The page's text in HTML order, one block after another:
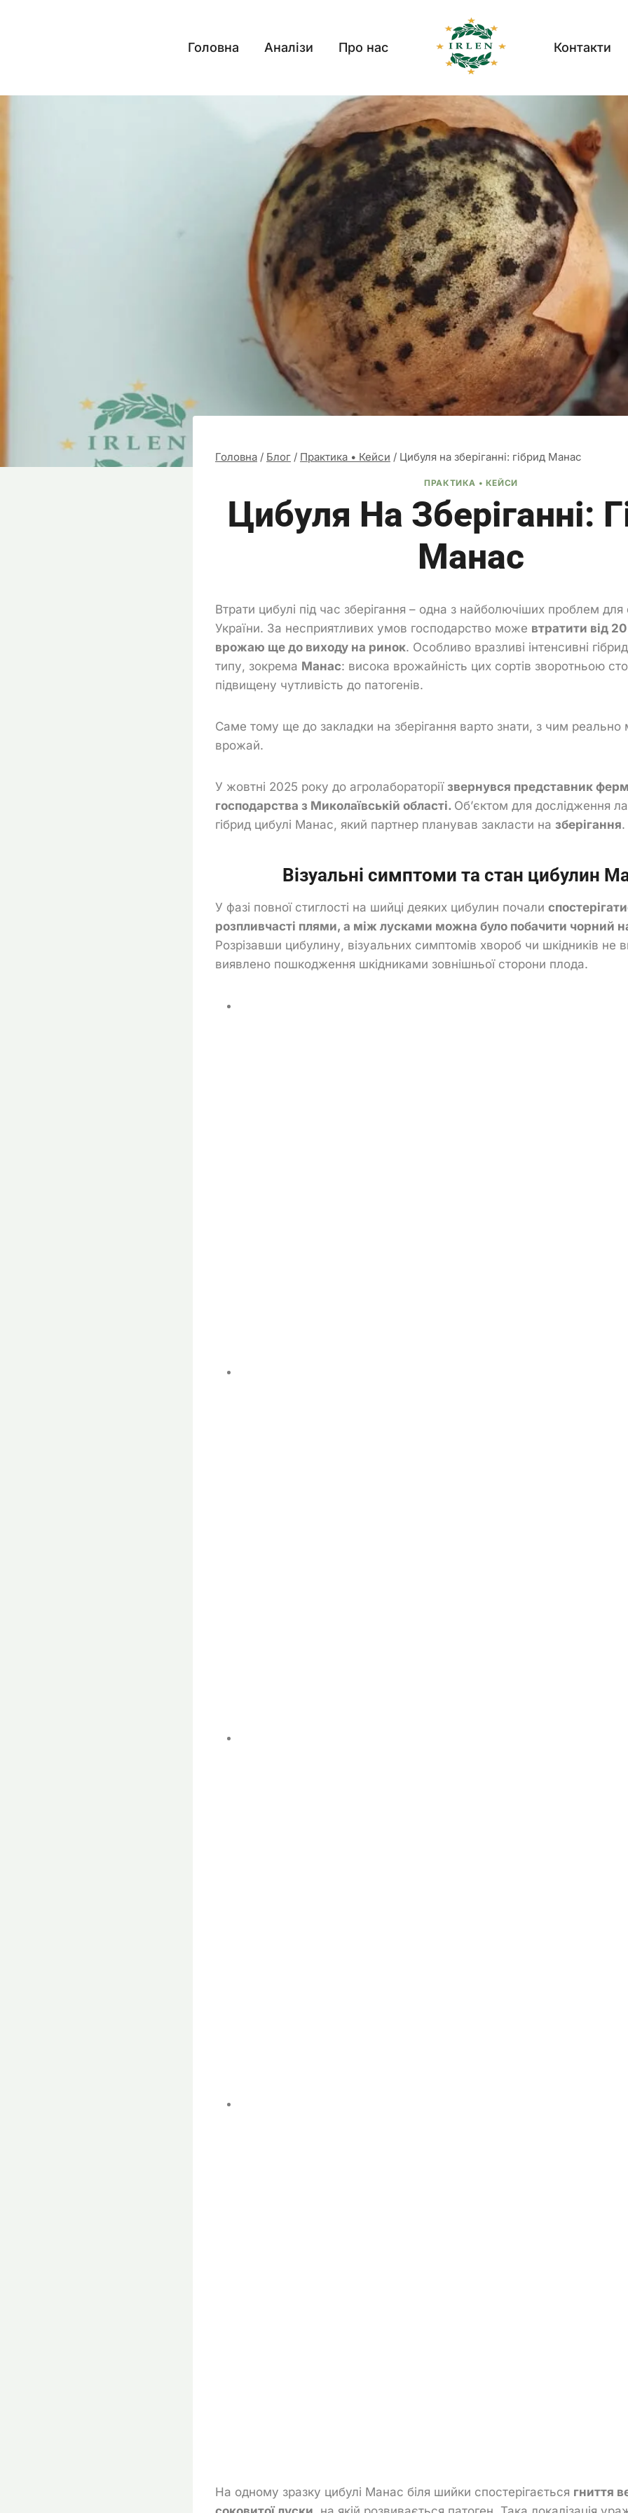
Головна Аналізи Про нас Контакти
Головна / Блог / Практика • Кейси / Цибуля на зберіганні: гібрид Манас
ПРАКТИКА • КЕЙСИ
Цибуля На Зберіганні:
Манас
Втрати цибулі під час зберігання – одна з найболючіших проблем для
України. За несприятливих умов господарство може втратити від
врожаю ще до виходу на ринок. Особливо вразливі інтенсивні
типу, зокрема Манас: висока врожайність цих сортів зворотньою
підвищену чутливість до патогенів.
Саме тому ще до закладки на зберігання варто знати, з чим
врожай.
У жовтні 2025 року до агролабораторії звернувся представник
господарства з Миколаївській області. Об’єктом для дослідження
гібрид цибулі Манас, який партнер планував закласти на зберігання.
Візуальні симптоми та стан цибулин
У фазі повної стиглості на шийці деяких цибулин почали
розпливчасті плями, а між лусками можна було побачити чорний
Розрізавши цибулину, візуальних симптомів хвороб чи шкідників не
виявлено пошкодження шкідниками зовнішньої сторони плода.
На одному зразку цибулі Манас біля шийки спостерігається гниття